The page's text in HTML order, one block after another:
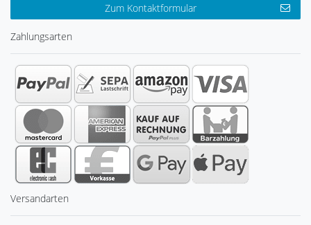
Zum Kontaktformular
Zahlungsarten
Versandarten